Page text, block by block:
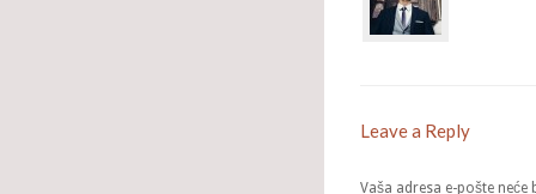
Leave a Reply
Vaša adresa e-pošte neće